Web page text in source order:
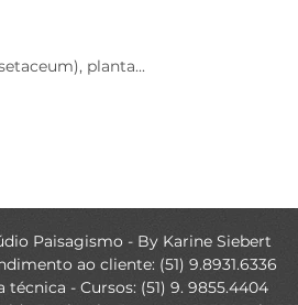
planta...
Paisagismo - By Karine Siebert
ao cliente: (51) 9.8931.6336
técnica - Cursos: (51) 9. 9855.4404